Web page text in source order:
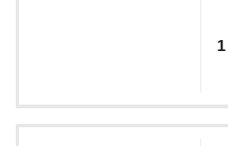
1